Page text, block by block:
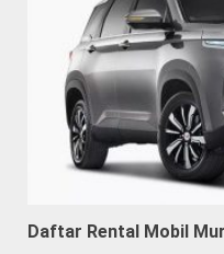
Daftar Rental Mobil